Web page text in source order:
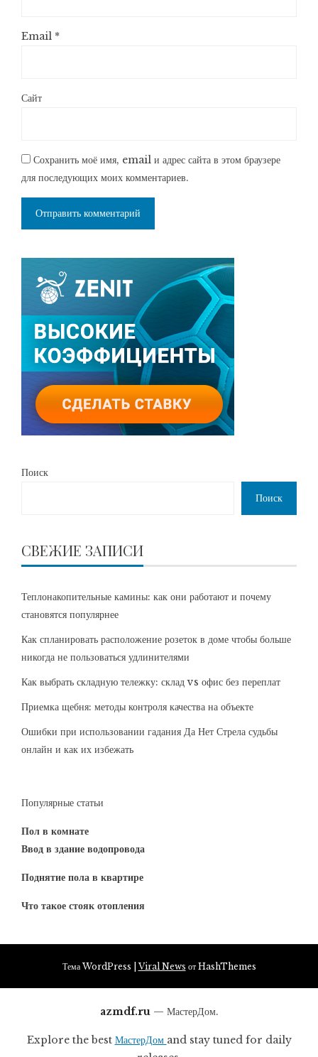
Email *
Сайт
Сохранить моё имя, email и адрес сайта в этом браузере
для последующих моих комментариев.
Поиск
Поиск
СВЕЖИЕ ЗАПИСИ
Теплонакопительные камины: как они работают и почему
становятся популярнее
Как спланировать расположение розеток в доме чтобы больше
никогда не пользоваться удлинителями
Как выбрать складную тележку: склад vs офис без переплат
Приемка щебня: методы контроля качества на объекте
Ошибки при использовании гадания Да Нет Стрела судьбы
онлайн и как их избежать
Популярные статьи
Пол в комнате
Ввод в здание водопровода
Поднятие пола в квартире
Что такое стояк отопления
Тема WordPress |Viral News от HashThemes
azmdf.ru — МастерДом.
Explore the best МастерДом and stay tuned for daily